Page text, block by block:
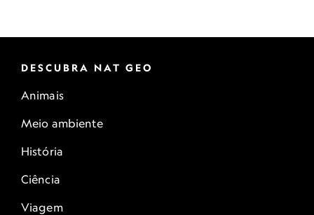
DESCUBRA NAT GEO
Animais
Meio ambiente
História
Ciência
Viagem